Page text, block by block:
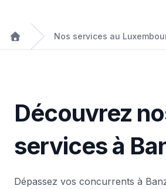
Nos services au
Découvrez
services à
Dépassez vos concurrents à